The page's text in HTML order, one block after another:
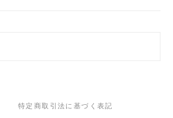
特定商取引法に基づく表記